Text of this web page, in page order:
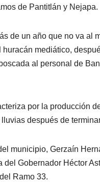
de Pantitlán y Nejapa.
de un año que no va al
mediático,
al personal de
por la producción
después de
municipio, Gerzaín
del Gobernador Héctor
Ramo 33.